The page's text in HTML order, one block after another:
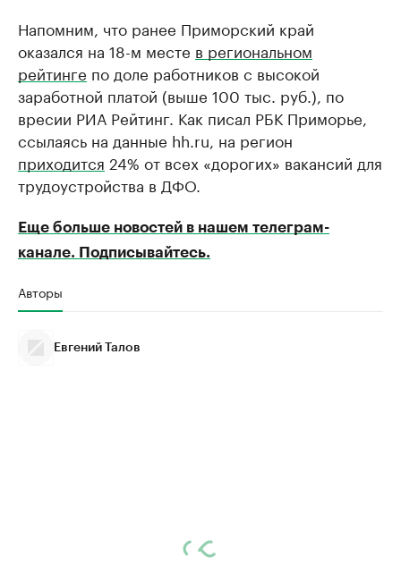
Напомним, что ранее Приморский край
оказался на 18-м месте в региональном
рейтинге по доле работников с высокой
заработной платой (выше 100 тыс. руб.), по
вресии РИА Рейтинг. Как писал РБК Приморье,
ссылаясь на данные hh.ru, на регион
приходится 24% от всех «дорогих» вакансий для
трудоустройства в ДФО.
Еще больше новостей в нашем телеграм-
канале. Подписывайтесь.
Авторы
Евгений Талов